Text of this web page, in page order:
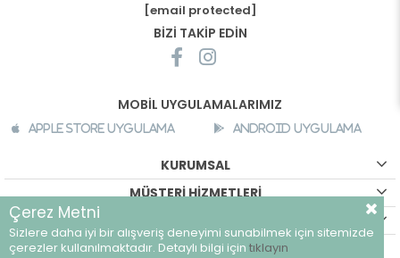
[email protected]
BİZİ TAKİP EDİN
MOBİL UYGULAMALARIMIZ
Apple Store Uygulama Android Uygulama
KURUMSAL
MÜŞTERİ HİZMETLERİ
©breeze.com.tr - Tüm hakları saklıdır.
Çerez Metni
Sizlere daha iyi bir alışveriş deneyimi sunabilmek için sitemizde
çerezler kullanılmaktadır. Detaylı bilgi için tıklayın